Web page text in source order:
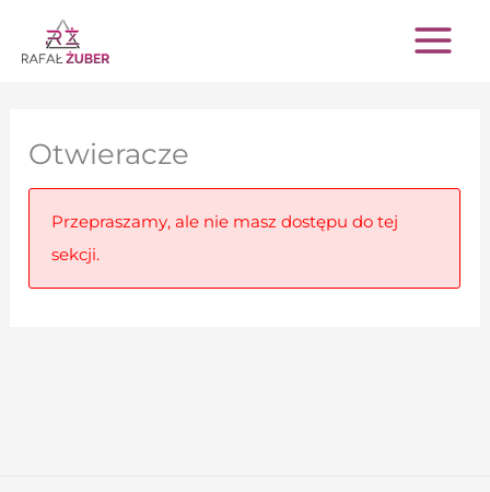
Przejdź
do
Otwieracze
Przepraszamy, ale nie masz dostępu do tej
sekcji.